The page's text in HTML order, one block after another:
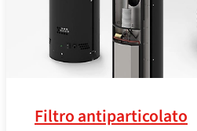
Filtro antiparticolato